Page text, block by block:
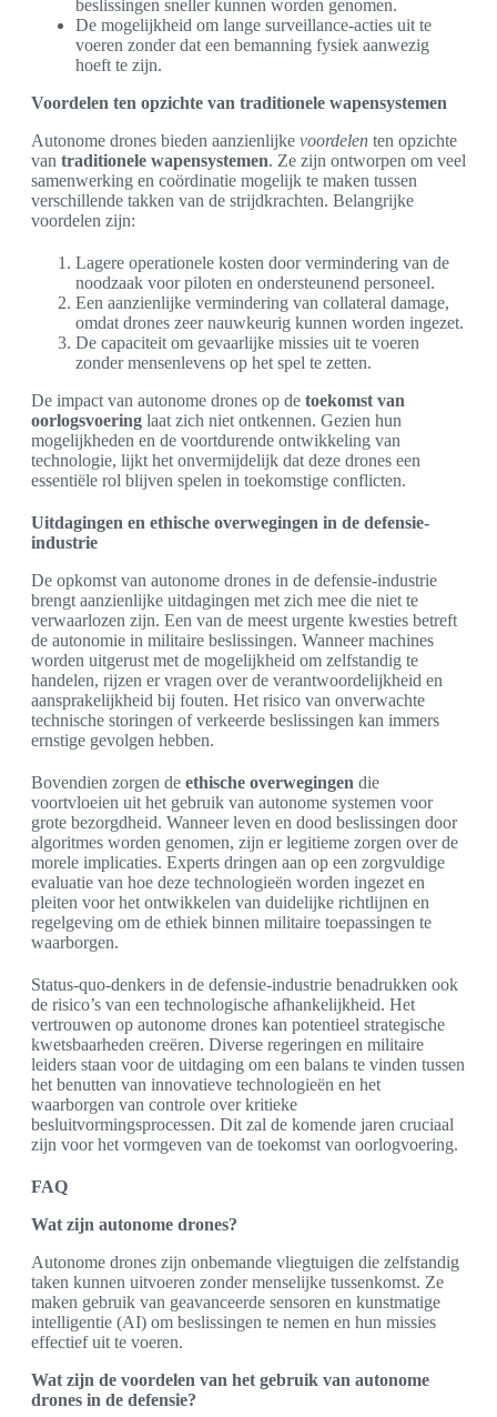
beslissingen sneller kunnen worden genomen.
De mogelijkheid om lange surveillance-acties uit te
voeren zonder dat een bemanning fysiek aanwezig
hoeft te zijn.
Voordelen ten opzichte van traditionele wapensystemen
Autonome drones bieden aanzienlijke voordelen ten opzichte
van traditionele wapensystemen. Ze zijn ontworpen om veel
samenwerking en coördinatie mogelijk te maken tussen
verschillende takken van de strijdkrachten. Belangrijke
voordelen zijn:
Lagere operationele kosten door vermindering van de
noodzaak voor piloten en ondersteunend personeel.
Een aanzienlijke vermindering van collateral damage,
omdat drones zeer nauwkeurig kunnen worden ingezet.
De capaciteit om gevaarlijke missies uit te voeren
zonder mensenlevens op het spel te zetten.
De impact van autonome drones op de toekomst van
oorlogsvoering laat zich niet ontkennen. Gezien hun
mogelijkheden en de voortdurende ontwikkeling van
technologie, lijkt het onvermijdelijk dat deze drones een
essentiële rol blijven spelen in toekomstige conflicten.
Uitdagingen en ethische overwegingen in de defensie-
industrie
De opkomst van autonome drones in de defensie-industrie
brengt aanzienlijke uitdagingen met zich mee die niet te
verwaarlozen zijn. Een van de meest urgente kwesties betreft
de autonomie in militaire beslissingen. Wanneer machines
worden uitgerust met de mogelijkheid om zelfstandig te
handelen, rijzen er vragen over de verantwoordelijkheid en
aansprakelijkheid bij fouten. Het risico van onverwachte
technische storingen of verkeerde beslissingen kan immers
ernstige gevolgen hebben.
Bovendien zorgen de ethische overwegingen die
voortvloeien uit het gebruik van autonome systemen voor
grote bezorgdheid. Wanneer leven en dood beslissingen door
algoritmes worden genomen, zijn er legitieme zorgen over de
morele implicaties. Experts dringen aan op een zorgvuldige
evaluatie van hoe deze technologieën worden ingezet en
pleiten voor het ontwikkelen van duidelijke richtlijnen en
regelgeving om de ethiek binnen militaire toepassingen te
waarborgen.
Status-quo-denkers in de defensie-industrie benadrukken ook
de risico’s van een technologische afhankelijkheid. Het
vertrouwen op autonome drones kan potentieel strategische
kwetsbaarheden creëren. Diverse regeringen en militaire
leiders staan voor de uitdaging om een balans te vinden tussen
het benutten van innovatieve technologieën en het
waarborgen van controle over kritieke
besluitvormingsprocessen. Dit zal de komende jaren cruciaal
zijn voor het vormgeven van de toekomst van oorlogvoering.
FAQ
Wat zijn autonome drones?
Autonome drones zijn onbemande vliegtuigen die zelfstandig
taken kunnen uitvoeren zonder menselijke tussenkomst. Ze
maken gebruik van geavanceerde sensoren en kunstmatige
intelligentie (AI) om beslissingen te nemen en hun missies
effectief uit te voeren.
Wat zijn de voordelen van het gebruik van autonome
drones in de defensie?